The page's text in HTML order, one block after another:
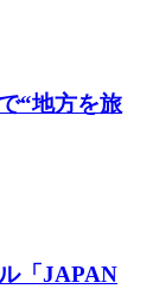
“地方を旅
「JAPAN